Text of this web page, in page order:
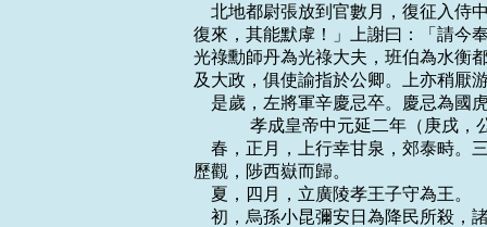
北地都尉張放到官數月，復征入
復來，其能默虖！」上謝曰：「請今
光祿勳師丹為光祿大夫，班伯為水衡
及大政，俱使諭指於公卿。上亦稍厭
是歲，左將軍辛慶忌卒。慶忌為
　　 孝成皇帝中元延二年（庚戌
春，正月，上行幸甘泉，郊泰畤
歷觀，陟西嶽而歸。
    夏，四月，立廣陵孝王子守為王。
初，烏孫小昆彌安日為降民所殺